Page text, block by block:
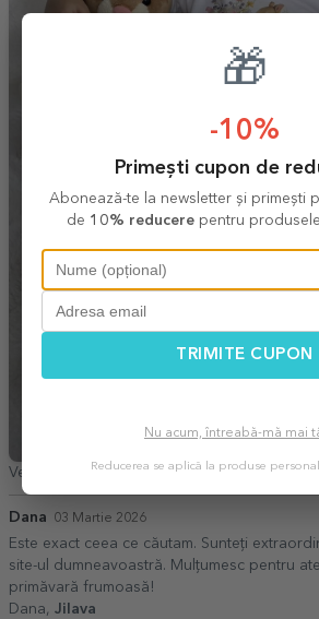
Verzea Alexandra,Ploiesti
Dana 03 Martie 2026
Este exact ceea ce căutam. Sunteți
site-ul dumneavoastră. Mulțumesc pentru
primăvară frumoasă!
Dana, Jilava
🎁
-10%
Primești cupon de
Abonează-te la newsletter și primești
de 10% reducerepentru
TRIMITE CUPON
Nu acum, întreabă-mă mai
Reducerea se aplică la produse